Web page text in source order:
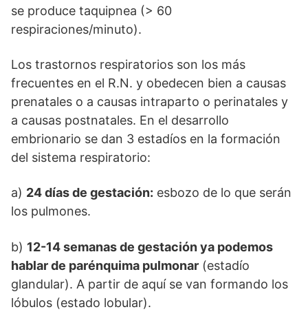
se produce taquipnea (> 60
respiraciones/minuto).
Los trastornos respiratorios son los más
frecuentes en el R.N. y obedecen bien a causas
prenatales o a causas intraparto o perinatales y
a causas postnatales. En el desarrollo
embrionario se dan 3 estadíos en la formación
del sistema respiratorio:
a) 24 días de gestación: esbozo de lo que serán
los pulmones.
b) 12-14 semanas de gestación ya podemos
hablar de parénquima pulmonar (estadío
glandular). A partir de aquí se van formando los
lóbulos (estado lobular).